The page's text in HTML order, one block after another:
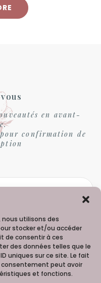
nous utilisons des
stocker et/ou accéder
de consentir à ces
des données telles que le
uniques sur ce site. Le fait
consentement peut avoir
et fonctions.
en avant-
confirmation de